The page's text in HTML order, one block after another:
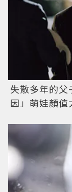
失散多年的
因」萌娃顏